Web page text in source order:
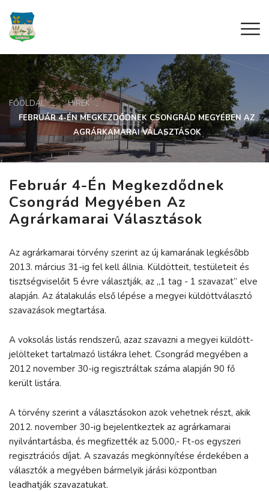
FŐOLDAL
HÍREK
FEBRUÁR 4-ÉN MEGKEZDŐDNEK CSONGRÁD MEGYÉBEN AZ
AGRÁRKAMARAI VÁLASZTÁSOK
Február 4-Én Megkezdődnek
Csongrád Megyében Az
Agrárkamarai Választások
Az agrárkamarai törvény szerint az új kamarának legkésőbb
2013. március 31-ig fel kell állnia. Küldötteit, testületeit és
tisztségviselőit 5 évre választják, az „1 tag - 1 szavazat” elve
alapján. Az átalakulás első lépése a megyei küldöttválasztó
szavazások megtartása.
A voksolás listás rendszerű, azaz szavazni a megyei küldött-
jelölteket tartalmazó listákra lehet. Csongrád megyében a
2012 november 30-ig regisztráltak száma alapján 90 fő
került listára.
A törvény szerint a választásokon azok vehetnek részt, akik
2012. november 30-ig bejelentkeztek az agrárkamarai
nyilvántartásba, és megfizették az 5.000,- Ft-os egyszeri
regisztrációs díjat. A szavazás megkönnyítése érdekében a
választók a megyében bármelyik járási központban
leadhatják szavazatukat.